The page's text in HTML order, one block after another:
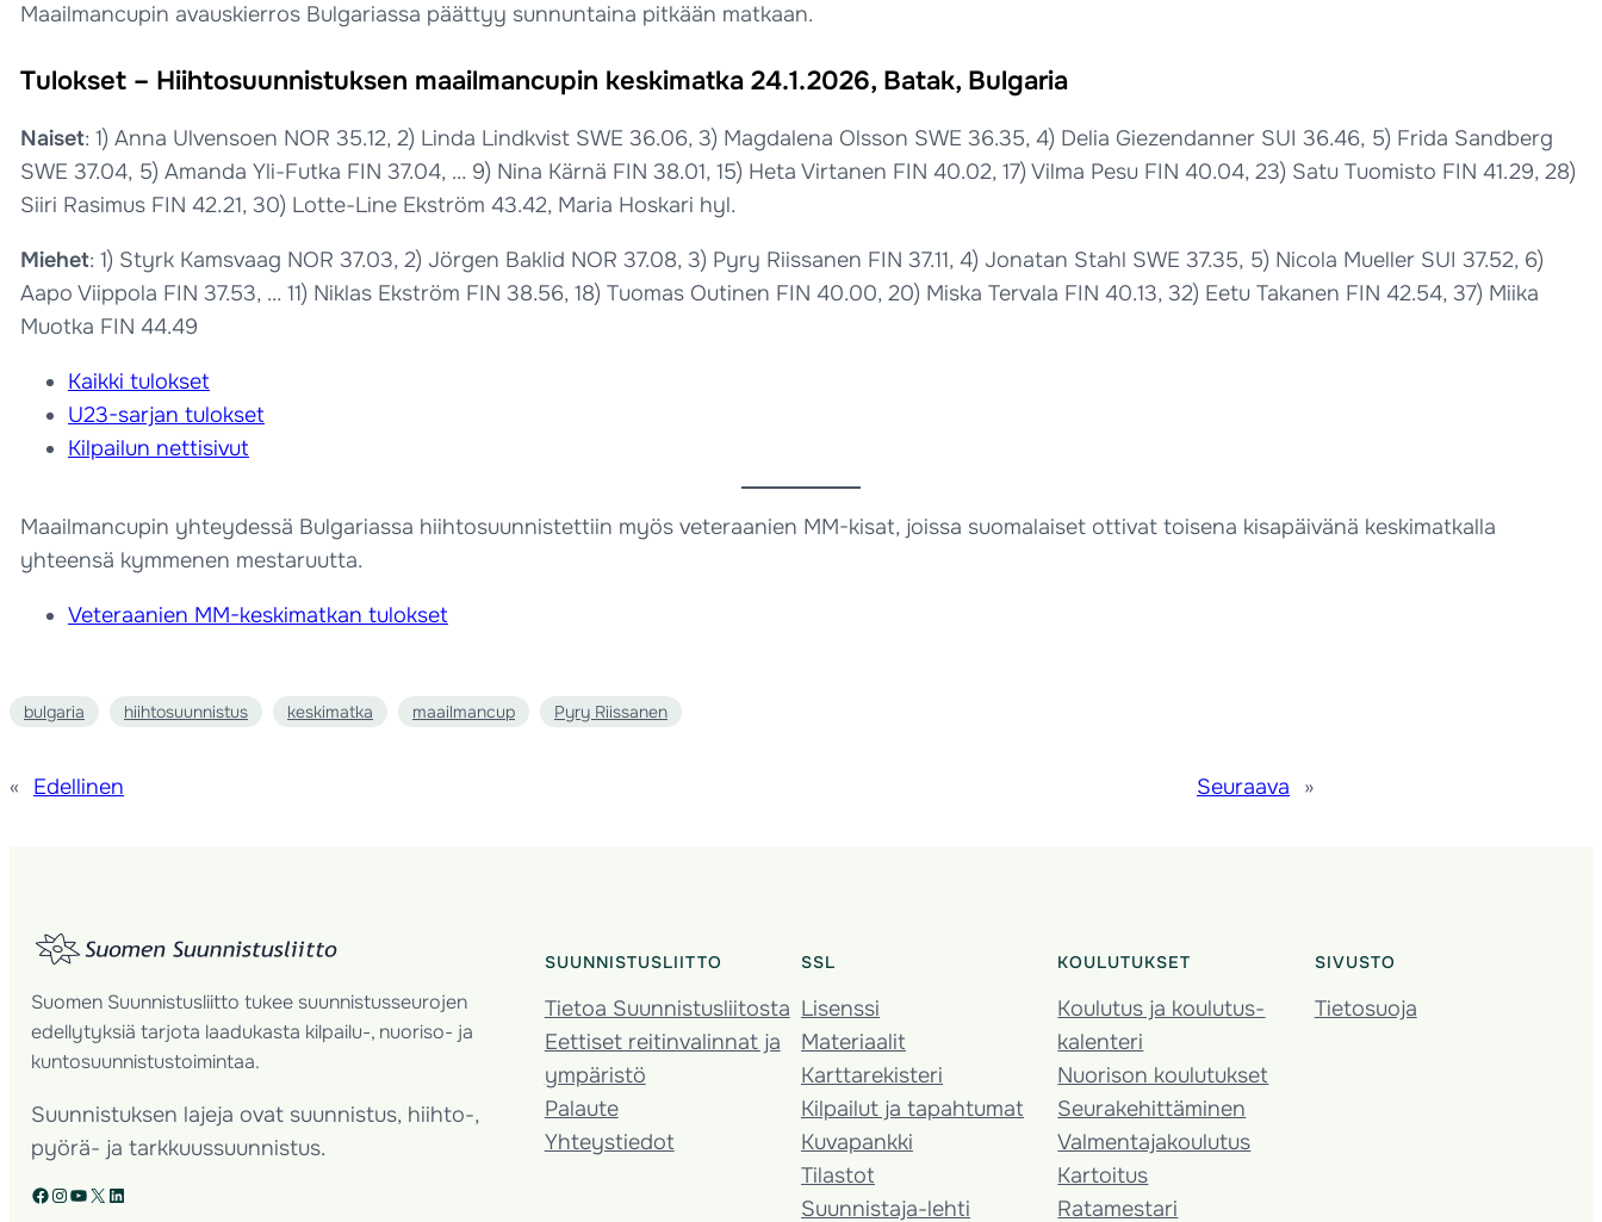
Maailmancupin avauskierros Bulgariassa päättyy sunnuntaina pitkään matkaan.
Tulokset – Hiihtosuunnistuksen maailmancupin keskimatka 24.1.2026, Batak, Bulgaria
Naiset: 1) Anna Ulvensoen NOR 35.12, 2) Linda Lindkvist SWE 36.06, 3) Magdalena Olsson SWE 36.35, 4) Delia Giezendanner SUI 36.46, 5) Frida Sandberg
SWE 37.04, 5) Amanda Yli-Futka FIN 37.04, … 9) Nina Kärnä FIN 38.01, 15) Heta Virtanen FIN 40.02, 17) Vilma Pesu FIN 40.04, 23) Satu Tuomisto FIN 41.29, 28)
Siiri Rasimus FIN 42.21, 30) Lotte-Line Ekström 43.42, Maria Hoskari hyl.
Miehet: 1) Styrk Kamsvaag NOR 37.03, 2) Jörgen Baklid NOR 37.08, 3) Pyry Riissanen FIN 37.11, 4) Jonatan Stahl SWE 37.35, 5) Nicola Mueller SUI 37.52, 6)
Aapo Viippola FIN 37.53, … 11) Niklas Ekström FIN 38.56, 18) Tuomas Outinen FIN 40.00, 20) Miska Tervala FIN 40.13, 32) Eetu Takanen FIN 42.54, 37) Miika
Muotka FIN 44.49
Kaikki tulokset
U23-sarjan tulokset
Kilpailun nettisivut
Maailmancupin yhteydessä Bulgariassa hiihtosuunnistettiin myös veteraanien MM-kisat, joissa suomalaiset ottivat toisena kisapäivänä keskimatkalla
yhteensä kymmenen mestaruutta.
Veteraanien MM-keskimatkan tulokset
bulgaria hiihtosuunnistus keskimatka maailmancup Pyry Riissanen
« Edellinen Seuraava »
Suomen Suunnistusliitto tukee suunnistusseurojen
edellytyksiä tarjota laadukasta kilpailu-, nuoriso- ja
kuntosuunnistustoimintaa.
Suunnistuksen lajeja ovat suunnistus, hiihto-,
pyörä- ja tarkkuussuunnistus.
Facebook Instagram YouTube X LinkedIn
SUUNNISTUSLIITTO
Tietoa Suunnistusliitosta
Eettiset reitinvalinnat ja
ympäristö
Palaute
Yhteystiedot
SSL
Lisenssi
Materiaalit
Karttarekisteri
Kilpailut ja tapahtumat
Kuvapankki
Tilastot
Suunnistaja-lehti
KOULUTUKSET
Koulutus ja koulutus­
kalenteri
Nuorison koulutukset
Seura­kehittäminen
Valmentaja­koulutus
Kartoitus
Ratamestari
SIVUSTO
Tietosuoja